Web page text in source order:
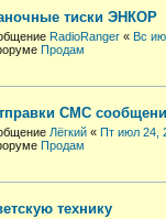
тиски ЭНКОР
RadioRanger « Вс
Продам
СМС
Лёгкий « Пт июл 24,
Продам
технику